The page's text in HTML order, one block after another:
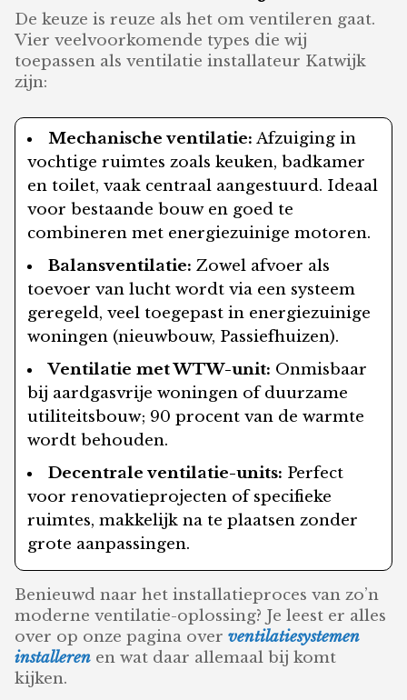
De keuze is reuze als het om ventileren gaat.
Vier veelvoorkomende types die wij
toepassen als ventilatie installateur Katwijk
zijn:
Mechanische ventilatie: Afzuiging in
vochtige ruimtes zoals keuken, badkamer
en toilet, vaak centraal aangestuurd. Ideaal
voor bestaande bouw en goed te
combineren met energiezuinige motoren.
Balansventilatie: Zowel afvoer als
toevoer van lucht wordt via een systeem
geregeld, veel toegepast in energiezuinige
woningen (nieuwbouw, Passiefhuizen).
Ventilatie met WTW-unit: Onmisbaar
bij aardgasvrije woningen of duurzame
utiliteitsbouw; 90 procent van de warmte
wordt behouden.
Decentrale ventilatie-units: Perfect
voor renovatieprojecten of specifieke
ruimtes, makkelijk na te plaatsen zonder
grote aanpassingen.
Benieuwd naar het installatieproces van zo’n
moderne ventilatie-oplossing? Je leest er alles
over op onze pagina overventilatiesystemen
installeren en wat daar allemaal bij komt
kijken.